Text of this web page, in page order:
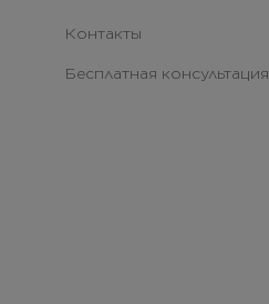
Контакты
Бесплатная консультация